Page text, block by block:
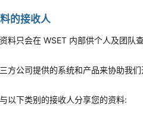
的接收人
料只会在 WSET 内部供个人及团队
方公司提供的系统和产品来协助我
以下类别的接收人分享您的资料: